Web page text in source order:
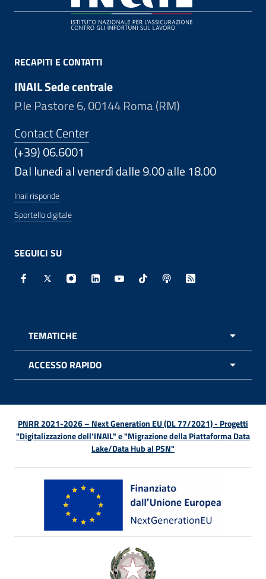
RECAPITI E CONTATTI
INAIL Sede centrale
P.le Pastore 6, 00144 Roma (RM)
Contact Center
(+39) 06.6001
Dal lunedì al venerdì dalle 9.00 alle 18.00
Inail risponde
Sportello digitale
SEGUICI SU
Facebook - Sito esterno - Apertura in nuova finestra
X - Sito esterno - Apertura in nuova finestra
Instagram - Sito esterno - Apertura in
Linkedin - Sito esterno - Apertura in
Youtube - Sito esterno -
TikTok - Sito esterno -
Spreaker - Sito
Feed RSS -
TEMATICHE
ACCESSO RAPIDO
PNRR 2021-2026 – Next Generation EU (DL 77/2021) - Progetti
"Digitalizzazione dell’INAIL" e "Migrazione della Piattaforma Data
Lake/Data Hub al PSN"